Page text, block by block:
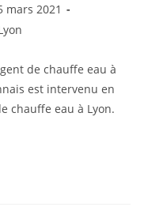
mars 2021
de chauffe eau à
est intervenu en
chauffe eau à Lyon.